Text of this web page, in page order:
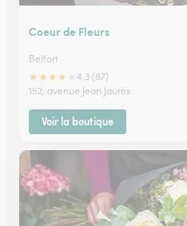
Coeur de Fleurs
Belfort
★★★★
4.3 (87)
152, avenue Jean Jaurès
Voir la boutique